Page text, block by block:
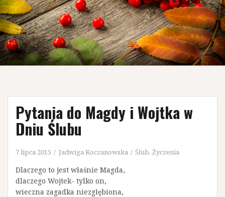
Pytania do Magdy i Wojtka w
Dniu Ślubu
7 lipca 2015 Jadwiga Koczanowska Ślub, Życzenia
Dlaczego to jest właśnie Magda,
dlaczego Wojtek- tylko on,
wieczna zagadka niezgłębiona,